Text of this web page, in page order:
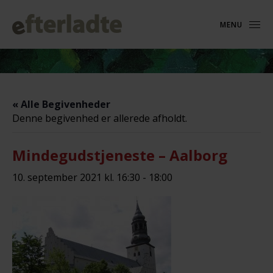
MENU
« Alle Begivenheder
Denne begivenhed er allerede afholdt.
Mindegudstjeneste – Aalborg
10. september 2021 kl. 16:30 - 18:00